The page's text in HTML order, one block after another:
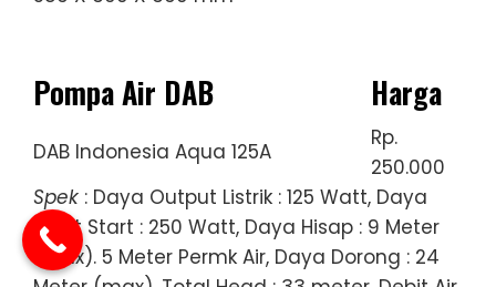
Pompa Air DAB Harga
DAB Indonesia Aqua 125A
Rp.
250.000
Spek : Daya Output Listrik : 125 Watt, Daya
Input Start : 250 Watt, Daya Hisap : 9 Meter
(max). 5 Meter Permk Air, Daya Dorong : 24